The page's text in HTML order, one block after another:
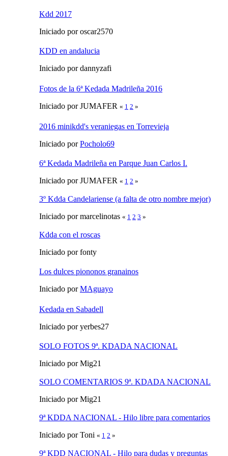
Kdd 2017
Iniciado por oscar2570
KDD en andalucia
Iniciado por dannyzafi
Fotos de la 6ª Kedada Madrileña 2016
Iniciado por JUMAFER « 1 2 »
2016 minikdd's veraniegas en Torrevieja
Iniciado porPocholo69
6ª Kedada Madrileña en Parque Juan Carlos I.
Iniciado por JUMAFER « 1 2 »
3º Kdda Candelariense (a falta de otro nombre mejor)
Iniciado por marcelinotas « 1 2 3 »
Kdda con el roscas
Iniciado por fonty
Los dulces piononos granainos
Iniciado porMAguayo
Kedada en Sabadell
Iniciado por yerbes27
SOLO FOTOS 9ª. KDADA NACIONAL
Iniciado por Mig21
SOLO COMENTARIOS 9ª. KDADA NACIONAL
Iniciado por Mig21
9ª KDDA NACIONAL - Hilo libre para comentarios
Iniciado por Toni « 1 2 »
9ª KDD NACIONAL - Hilo para dudas y preguntas